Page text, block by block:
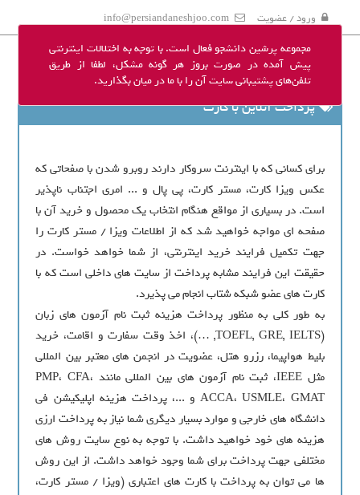
مجموعه پرشین دانشجو فعال است. با توجه به اختلالات اینترنتی
پیش آمده در صورت بروز هر گونه مشکل، لطفا از طریق
تلفن‌های پشتیبانی سایت آن را با ما در میان بگذارید.
ورود / عضویت info@persiandaneshjoo.com
پرداخت آنلاین با کارت
برای کسانی که با اینترنت سروکار دارند روبرو شدن با صفحاتی که
عکس ویزا کارت، مستر کارت، پی پال و ... امری اجتناب ناپذیر
است. در بسیاری از مواقع هنگام انتخاب یک محصول و خرید آن با
صفحه ای مواجه خواهید شد که از اطلاعات ویزا / مستر کارت را
جهت تکمیل فرایند خرید اینترنتی، از شما خواهد خواست. در
حقیقت این فرایند مشابه پرداخت از سایت های داخلی است که با
کارت های عضو شبکه شتاب انجام می پذیرد.
به طور کلی به منظور پرداخت هزینه ثبت نام آزمون های زبان
(TOEFL, GRE, IELTS, …)، اخذ وقت سفارت و اقامت، خرید
بلیط هواپیما، رزرو هتل، عضویت در انجمن های معتبر بین المللی
مثل IEEE، ثبت نام آزمون های بین المللی مانند PMP، CFA،
ACCA، USMLE، GMAT و ...، پرداخت هزینه اپلیکیشن فی
دانشگاه های خارجی و موارد بسیار دیگری شما نیاز به پرداخت ارزی
هزینه های خود خواهید داشت. با توجه به نوع سایت روش های
مختلفی جهت پرداخت برای شما وجود خواهد داشت. از این روش
ها می توان به پرداخت با کارت های اعتباری (ویزا / مستر کارت،